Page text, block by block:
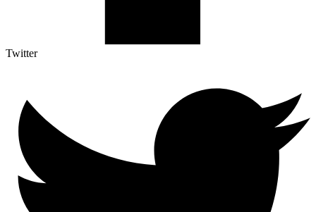
Twitter